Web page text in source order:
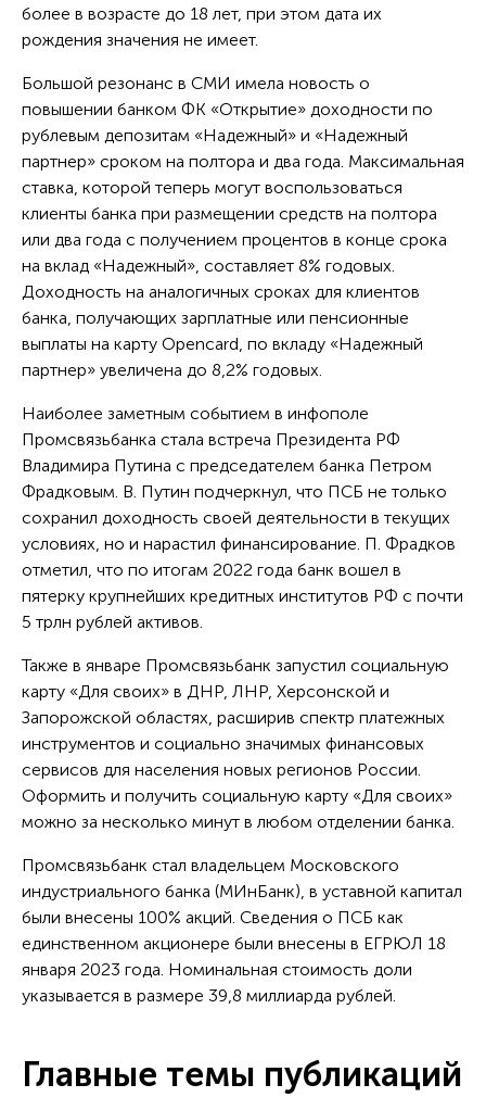
более в возрасте до 18 лет, при этом дата их
рождения значения не имеет.
Большой резонанс в СМИ имела новость о
повышении банком ФК «Открытие» доходности по
рублевым депозитам «Надежный» и «Надежный
партнер» сроком на полтора и два года. Максимальная
ставка, которой теперь могут воспользоваться
клиенты банка при размещении средств на полтора
или два года с получением процентов в конце срока
на вклад «Надежный», составляет 8% годовых.
Доходность на аналогичных сроках для клиентов
банка, получающих зарплатные или пенсионные
выплаты на карту Opencard, по вкладу «Надежный
партнер» увеличена до 8,2% годовых.
Наиболее заметным событием в инфополе
Промсвязьбанка стала встреча Президента РФ
Владимира Путина с председателем банка Петром
Фрадковым. В. Путин подчеркнул, что ПСБ не только
сохранил доходность своей деятельности в текущих
условиях, но и нарастил финансирование. П. Фрадков
отметил, что по итогам 2022 года банк вошел в
пятерку крупнейших кредитных институтов РФ с почти
5 трлн рублей активов.
Также в январе Промсвязьбанк запустил социальную
карту «Для своих» в ДНР, ЛНР, Херсонской и
Запорожской областях, расширив спектр платежных
инструментов и социально значимых финансовых
сервисов для населения новых регионов России.
Оформить и получить социальную карту «Для своих»
можно за несколько минут в любом отделении банка.
Промсвязьбанк стал владельцем Московского
индустриального банка (МИнБанк), в уставной капитал
были внесены 100% акций. Сведения о ПСБ как
единственном акционере были внесены в ЕГРЮЛ 18
января 2023 года. Номинальная стоимость доли
указывается в размере 39,8 миллиарда рублей.
Главные темы публикаций